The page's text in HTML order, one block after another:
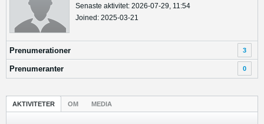
Senaste aktivitet: 2026-07-29, 11:54
Joined: 2025-03-21
Prenumerationer 3
Prenumeranter 0
AKTIVITETER OM MEDIA